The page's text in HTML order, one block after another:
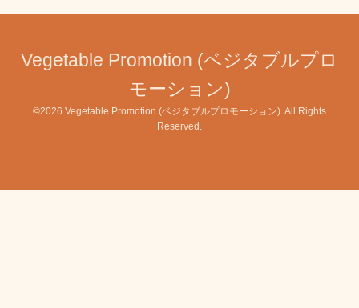
Vegetable Promotion (ベジタブルプロ
モーション)
©2026 Vegetable Promotion (ベジタブルプロモーション) . All Rights
Reserved.